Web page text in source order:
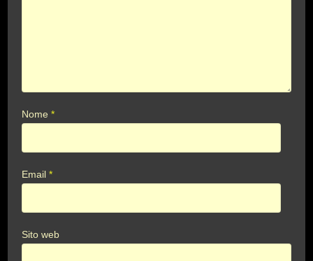
Nome*
Email*
Sito web